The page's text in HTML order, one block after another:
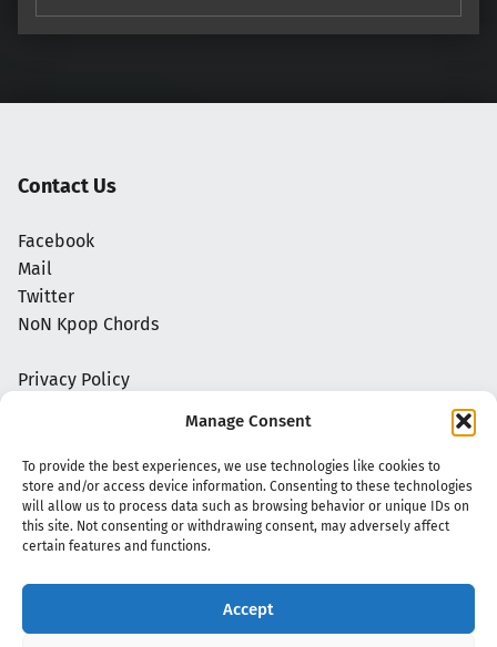
Manage Consent
To provide the best experiences, we use technologies like cookies to
store and/or access device information. Consenting to these technologies
will allow us to process data such as browsing behavior or unique IDs on
this site. Not consenting or withdrawing consent, may adversely affect
certain features and functions.
Accept
Contact Us
Facebook
Mail
Twitter
NoN Kpop Chords
Privacy Policy